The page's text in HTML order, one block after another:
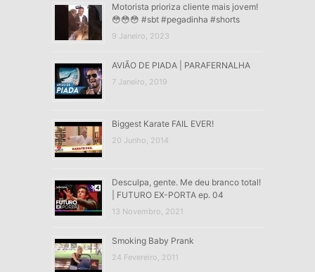
Motorista prioriza cliente mais jovem!
😳😳😳 #sbt #pegadinha #shorts
9 Janeiro, 2023
AVIÃO DE PIADA | PARAFERNALHA
7 Janeiro, 2019
Biggest Karate FAIL EVER!
20 Junho, 2014
Desculpa, gente. Me deu branco total!
| FUTURO EX-PORTA ep. 04
13 Novembro, 2021
Smoking Baby Prank
24 Fevereiro, 2011